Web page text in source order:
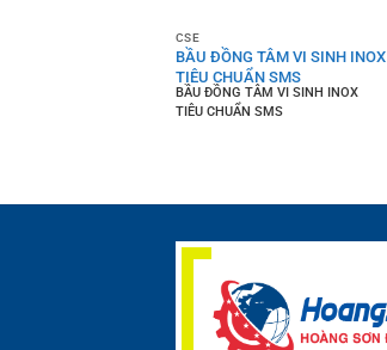
CSE
BẦU ĐỒNG TÂM VI SINH INOX
TIÊU CHUẨN SMS
BẦU ĐỒNG TÂM VI SINH INOX
TIÊU CHUẨN SMS